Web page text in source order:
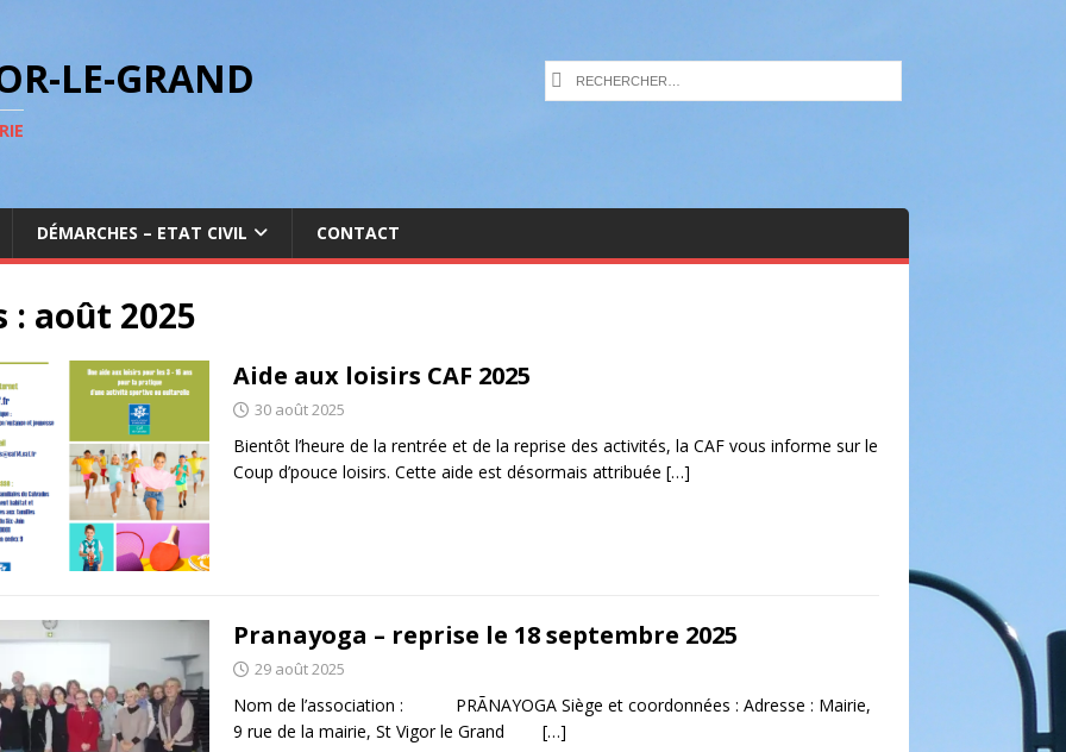
LE-GRAND
DÉMARCHES – ETAT CIVIL CONTACT
: août 2025
Aide aux loisirs CAF 2025
30 août 2025
Bientôt l’heure de la rentrée et de la reprise des activités, la CAF vous informe sur le
Coup d’pouce loisirs. Cette aide est désormais attribuée […]
Pranayoga – reprise le 18 septembre 2025
29 août 2025
Nom de l’association : PRÃNAYOGA Siège et coordonnées : Adresse : Mairie,
9 rue de la mairie, St Vigor le Grand […]